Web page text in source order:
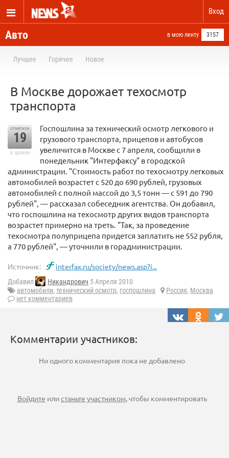
Вход
Авто в мою ленту 3157
Лучшее Горячее Новое
В Москве дорожает техосмотр
транспорта
отметили
19
в архиве
Госпошлина за технический осмотр легкового и
грузового транспорта, прицепов и автобусов
увеличится в Москве с 7 апреля, сообщили в
понедельник "Интерфаксу" в городской
администрации. "Стоимость работ по техосмотру легковых
автомобилей возрастет с 520 до 690 рублей, грузовых
автомобилей с полной массой до 3,5 тонн — с 591 до 790
рублей", — рассказал собеседник агентства. Он добавил,
что госпошлина на техосмотр других видов транспорта
возрастет примерно на треть. "Так, за проведение
техосмотра полуприцепа придется заплатить не 552 рубля,
а 770 рублей", — уточнили в горадминистрации.
Источник: interfax.ru/society/news.asp?i...
Добавил Никандрович 5 Апреля 2010
автомобили, технический осмотр, госпошлина Россия, Москва
нет комментариев
Комментарии участников:
Ни одного комментария пока не добавлено
Войдите илистаньте участником, чтобы комментировать